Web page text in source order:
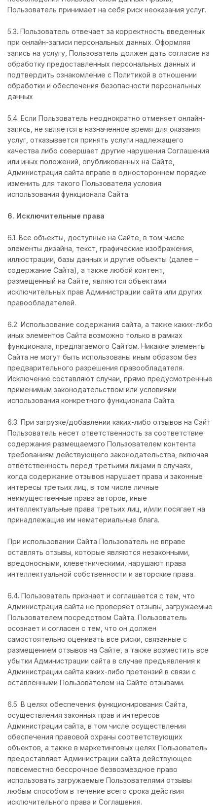
Пользователь принимает на себя риск неоказания услуг.
5.3. Пользователь отвечает за корректность введенных
при онлайн-записи персональных данных. Оформляя
запись на услугу, Пользователь должен дать согласие на
обработку предоставленных персональных данных и
подтвердить ознакомление с Политикой в отношении
обработки и обеспечения безопасности персональных
данных
5.4. Если Пользователь неоднократно отменяет онлайн-
запись, не является в назначенное время для оказания
услуг, отказывается принять услуги надлежащего
качества либо совершает другие нарушения Соглашения
или иных положений, опубликованных на Сайте,
Администрация сайта вправе в одностороннем порядке
изменить для такого Пользователя условия
использования функционала Сайта.
6. Исключительные права
6.1. Все объекты, доступные на Сайте, в том числе
элементы дизайна, текст, графические изображения,
иллюстрации, базы данных и другие объекты (далее –
содержание Сайта), а также любой контент,
размещенный на Сайте, являются объектами
исключительных прав Администрации сайта или других
правообладателей.
6.2. Использование содержания сайта, а также каких-либо
иных элементов Сайта возможно только в рамках
функционала, предлагаемого Сайтом. Никакие элементы
Сайта не могут быть использованы иным образом без
предварительного разрешения правообладателя.
Исключение составляют случаи, прямо предусмотренные
применимым законодательством или условиями
использования конкретного функционала Сайта.
6.3. При загрузке/добавлении каких-либо отзывов на Сайт
Пользователь несет ответственность за соответствие
содержания размещаемого Пользователем контента
требованиям действующего законодательства, включая
ответственность перед третьими лицами в случаях,
когда содержание отзывов нарушает права и законные
интересы третьих лиц, в том числе личные
неимущественные права авторов, иные
интеллектуальные права третьих лиц, и/или посягает на
принадлежащие им нематериальные блага.
При использовании Сайта Пользователь не вправе
оставлять отзывы, которые являются незаконными,
вредоносными, клеветническими, нарушают права
интеллектуальной собственности и авторские права.
6.4. Пользователь признает и соглашается с тем, что
Администрация сайта не проверяет отзывы, загружаемые
Пользователем посредством Сайта. Пользователь
осознает и согласен с тем, что он должен
самостоятельно оценивать все риски, связанные с
размещением отзывов на Сайте, а также возместить все
убытки Администрации сайта в случае предъявления к
Администрации сайта каких-либо претензий в связи с
оставленными Пользователем на Сайте отзывами.
6.5. В целях обеспечения функционирования Сайта,
осуществления законных прав и интересов
Администрации сайта, в том числе осуществления
обеспечения правовой охраны соответствующих
объектов, а также в маркетинговых целях Пользователь
предоставляет Администрации сайта действующее
повсеместно бессрочное безвозмездное право
использовать загружаемые Пользователями отзывы
любым способом в течение всего срока действия
исключительного права и Соглашения.